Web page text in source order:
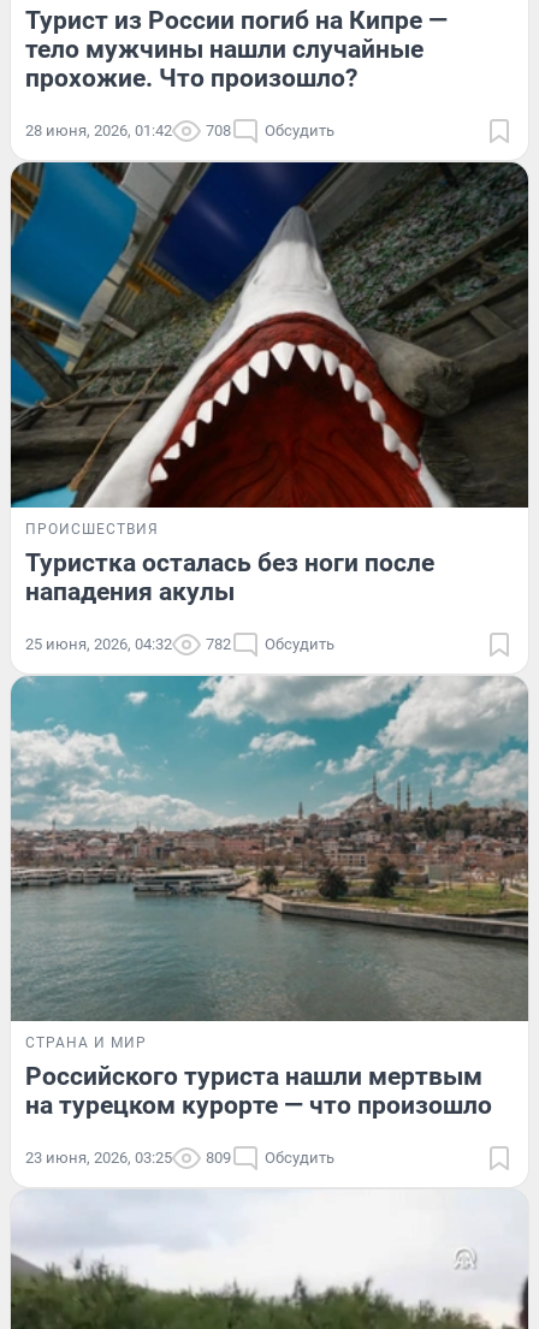
Турист из России погиб на Кипре —
тело мужчины нашли случайные
прохожие. Что произошло?
28 июня, 2026, 01:42 708 Обсудить
ПРОИСШЕСТВИЯ
Туристка осталась без ноги после
нападения акулы
25 июня, 2026, 04:32 782 Обсудить
СТРАНА И МИР
Российского туриста нашли мертвым
на турецком курорте — что произошло
23 июня, 2026, 03:25 809 Обсудить